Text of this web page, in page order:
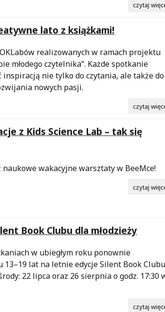
czytaj
lato z książkami!
realizowanych w ramach projektu
młodego czytelnika”. Każde spotkanie
inspiracją nie tylko do czytania, ale także do
nowych pasji.
czytaj
z Kids Science Lab – tak się
naukowe wakacyjne warsztaty w BeeMce!
czytaj
Book Clubu dla młodzieży
w ubiegłym roku ponownie
13–19 lat na letnie edycje Silent Book
22 lipca oraz 26 sierpnia o godz. 17:30
czytaj